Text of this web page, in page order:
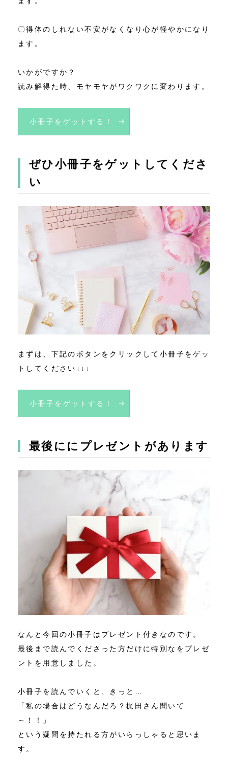
〇得体のしれない不安がなくなり心が軽やかになり
ます。
いかがですか？
読み解得た時、モヤモヤがワクワクに変わります。
小冊子をゲットする！
ぜひ小冊子をゲットしてくださ
い
まずは、下記のボタンをクリックして小冊子をゲッ
トしてください↓↓↓
小冊子をゲットする！
最後ににプレゼントがあります
なんと今回の小冊子はプレゼント付きなのです。
最後まで読んでくださった方だけに特別なをプレゼ
ントを用意しました。
小冊子を読んでいくと、きっと…
「私の場合はどうなんだろ？梶田さん聞いて
～！！」
という疑問を持たれる方がいらっしゃると思いま
す。